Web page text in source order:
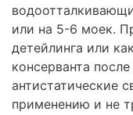
или на 5-6 моек.
детейлинга или
консерванта
антистатические
применению и не